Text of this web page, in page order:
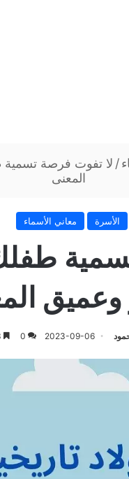
/ لا تفوت فرصة
المعنى
الأسرة معاني الأسماء
وعميق
2023-09-06
0